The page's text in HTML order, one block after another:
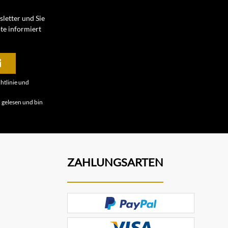
und Sie
informiert
und
gelesen und bin
ZAHLUNGSARTEN